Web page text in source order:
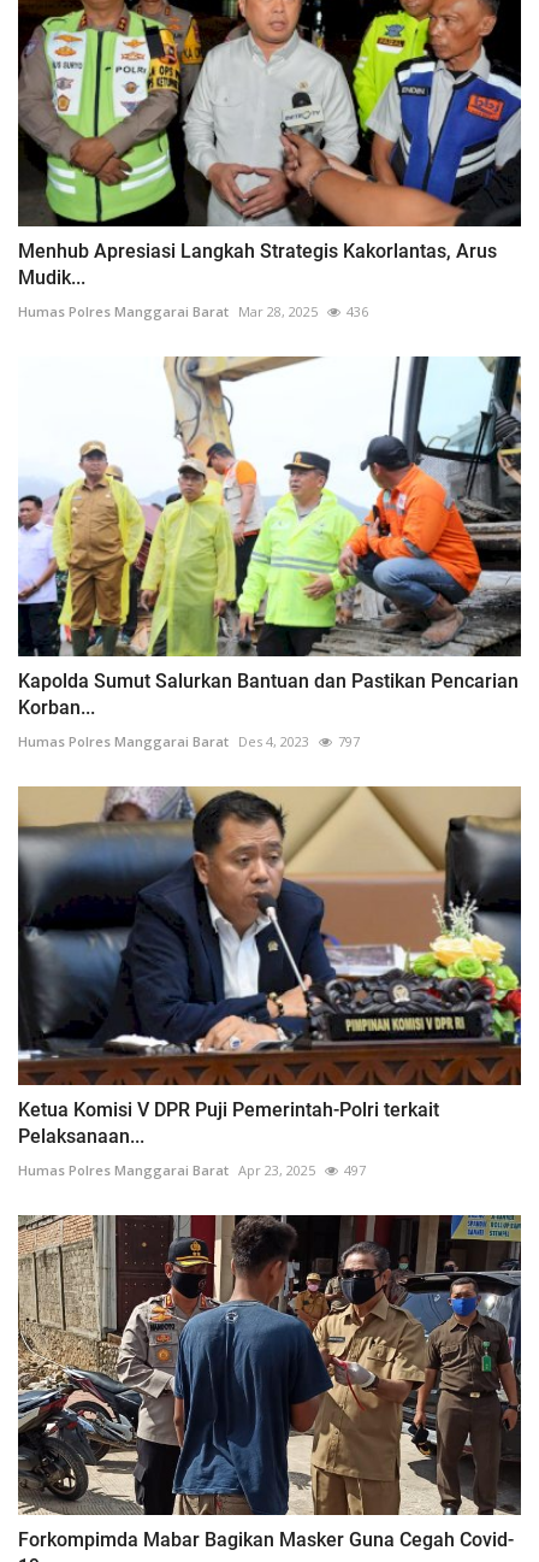
Menhub Apresiasi Langkah Strategis Kakorlantas, Arus
Mudik...
Humas Polres Manggarai Barat Mar 28, 2025 436
Kapolda Sumut Salurkan Bantuan dan Pastikan Pencarian
Korban...
Humas Polres Manggarai Barat Des 4, 2023 797
Ketua Komisi V DPR Puji Pemerintah-Polri terkait
Pelaksanaan...
Humas Polres Manggarai Barat Apr 23, 2025 497
Forkompimda Mabar Bagikan Masker Guna Cegah Covid-